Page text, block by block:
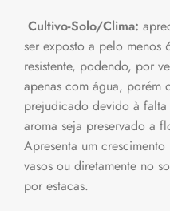
Cultivo-Solo/Clima:
ser exposto a pelo menos
resistente, podendo, por
apenas com água, porém
prejudicado devido à
aroma seja preservado a
Apresenta um
vasos ou diretamente no
por estacas.